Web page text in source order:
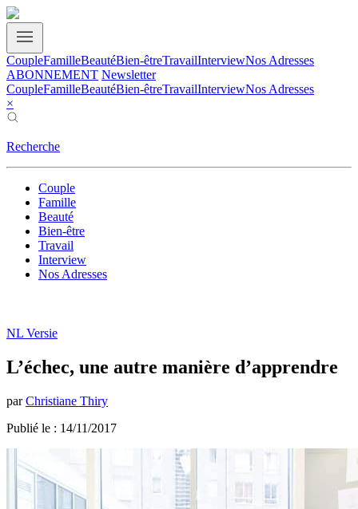
CoupleFamilleBeautéBien-êtreTravailInterviewNos Adresses
ABONNEMENT Newsletter
CoupleFamilleBeautéBien-êtreTravailInterviewNos Adresses
×
Recherche
Couple
Famille
Beauté
Bien-être
Travail
Interview
Nos Adresses
NL Versie
L’échec, une autre manière d’apprendre
par Christiane Thiry
Publié le : 14/11/2017